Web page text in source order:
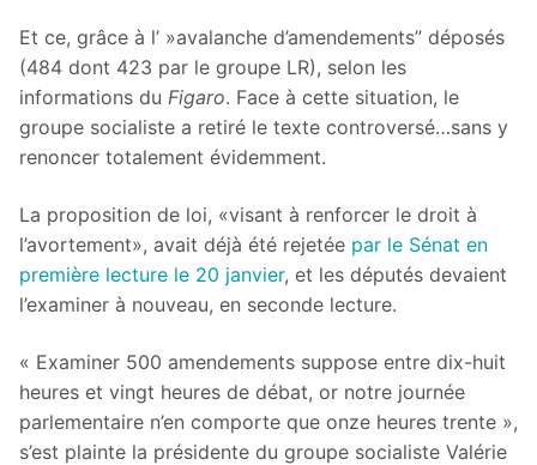
Et ce, grâce à l’ »avalanche d’amendements” déposés
(484 dont 423 par le groupe LR), selon les
informations du Figaro. Face à cette situation, le
groupe socialiste a retiré le texte controversé…sans y
renoncer totalement évidemment.
La proposition de loi, «visant à renforcer le droit à
l’avortement», avait déjà été rejetée par le Sénat en
première lecture le 20 janvier, et les députés devaient
l’examiner à nouveau, en seconde lecture.
« Examiner 500 amendements suppose entre dix-huit
heures et vingt heures de débat, or notre journée
parlementaire n’en comporte que onze heures trente »,
s’est plainte la présidente du groupe socialiste Valérie